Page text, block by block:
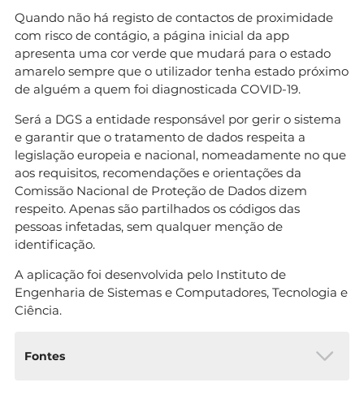
Quando não há registo de contactos de proximidade
com risco de contágio, a página inicial da app
apresenta uma cor verde que mudará para o estado
amarelo sempre que o utilizador tenha estado próximo
de alguém a quem foi diagnosticada COVID-19.
Será a DGS a entidade responsável por gerir o sistema
e garantir que o tratamento de dados respeita a
legislação europeia e nacional, nomeadamente no que
aos requisitos, recomendações e orientações da
Comissão Nacional de Proteção de Dados dizem
respeito. Apenas são partilhados os códigos das
pessoas infetadas, sem qualquer menção de
identificação.
A aplicação foi desenvolvida pelo Instituto de
Engenharia de Sistemas e Computadores, Tecnologia e
Ciência.
Fontes